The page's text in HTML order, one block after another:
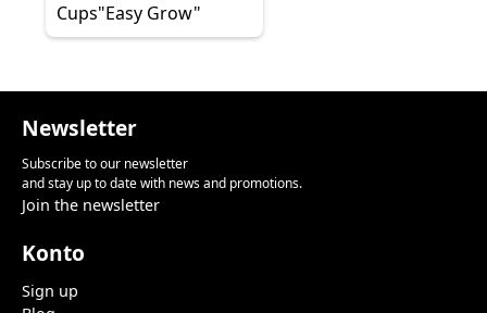
Cups"Easy Grow"
Newsletter
Subscribe to our newsletter
and stay up to date with news and promotions.
Join the newsletter
Konto
Sign up